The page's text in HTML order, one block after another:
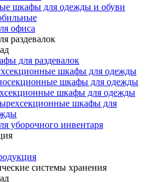
шкафы для одежды и обуви
офиса
раздевалок
для раздевалок
шкафы для одежды
шкафы для одежды
шкафы для одежды
шкафы для
уборочного инвентаря
системы хранения